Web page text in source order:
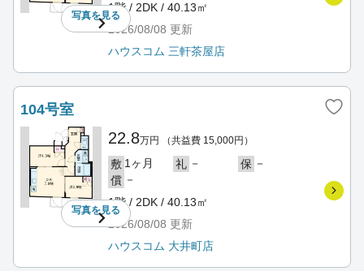
写真を見る
1階 / 2DK / 40.13㎡
2026/08/08 更新
ハウスコム 三軒茶屋店
104号室
写真を見る
22.8万円 （共益費 15,000円）
敷 1ヶ月 礼 － 保 －
償 －
1階 / 2DK / 40.13㎡
2026/08/08 更新
ハウスコム 大井町店